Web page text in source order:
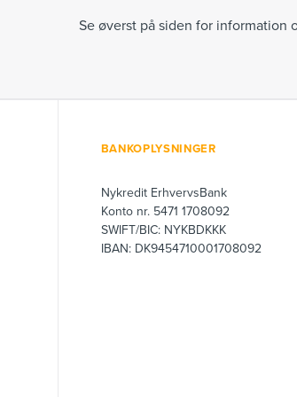
Se øverst på siden for information
BANKOPLYSNINGER
Nykredit ErhvervsBank
Konto nr. 5471 1708092
SWIFT/BIC: NYKBDKKK
IBAN: DK9454710001708092